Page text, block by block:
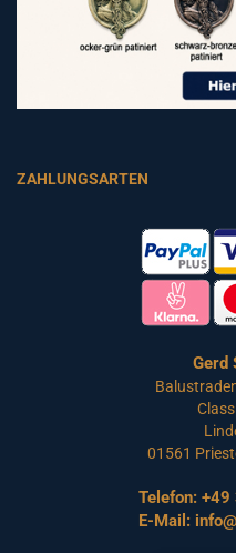
ZAHLUNGSARTEN
Gerd
01561
Telefon: +49
E-Mail: